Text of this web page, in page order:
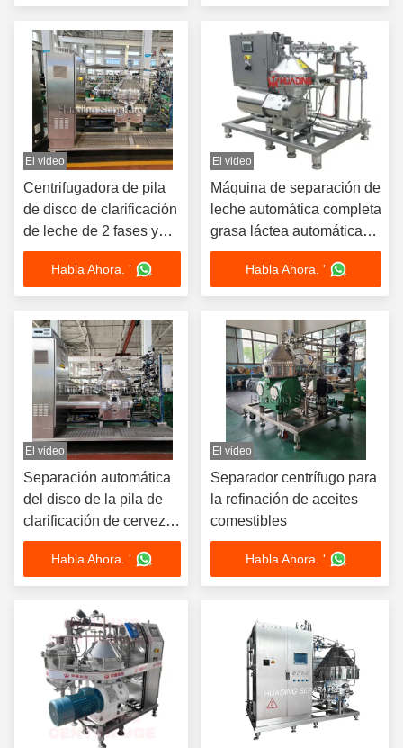
El video
Centrifugadora de pila
de disco de clarificación
de leche de 2 fases y
desengrasamiento de 3
fasesHabla Ahora. '
El video
Máquina de separación de
leche automática completa
grasa láctea automática
automática clarificador de
Habla Ahora. '
El video
Separación automática
del disco de la pila de
clarificación de cerveza
para la extracción del
cultivo de algas
Chlorella
Habla Ahora. '
El video
Separador centrífugo para
la refinación de aceites
comestibles
Habla Ahora. '